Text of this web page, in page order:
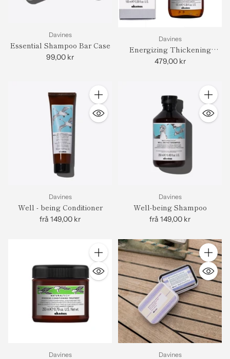
Davines
Essential Shampoo Bar Case
99,00 kr
Davines
Energizing Thickening
Tonic
479,00 kr
Antall
Davines
Well - being Conditioner
frå 149,00 kr
Antall
Davines
Well-being Shampoo
frå 149,00 kr
Antall
Davines
Antall
Davines